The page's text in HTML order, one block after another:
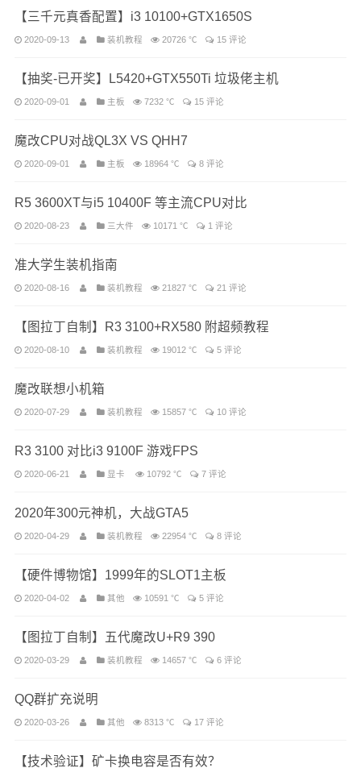
【三千元真香配置】i3 10100+GTX1650S
2020-09-13 装机教程 20726 ℃ 15 评论
【抽奖-已开奖】L5420+GTX550Ti 垃圾佬主机
2020-09-01 主板 7232 ℃ 15 评论
魔改CPU对战QL3X VS QHH7
2020-09-01 主板 18964 ℃ 8 评论
R5 3600XT与i5 10400F 等主流CPU对比
2020-08-23 三大件 10171 ℃ 1 评论
准大学生装机指南
2020-08-16 装机教程 21827 ℃ 21 评论
【图拉丁自制】R3 3100+RX580 附超频教程
2020-08-10 装机教程 19012 ℃ 5 评论
魔改联想小机箱
2020-07-29 装机教程 15857 ℃ 10 评论
R3 3100 对比i3 9100F 游戏FPS
2020-06-21 显卡 10792 ℃ 7 评论
2020年300元神机，大战GTA5
2020-04-29 装机教程 22954 ℃ 8 评论
【硬件博物馆】1999年的SLOT1主板
2020-04-02 其他 10591 ℃ 5 评论
【图拉丁自制】五代魔改U+R9 390
2020-03-29 装机教程 14657 ℃ 6 评论
QQ群扩充说明
2020-03-26 其他 8313 ℃ 17 评论
【技术验证】矿卡换电容是否有效？